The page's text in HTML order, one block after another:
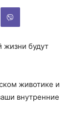
жизни будут
животике и
внутренние